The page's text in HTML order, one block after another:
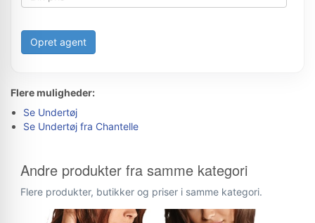
Opret agent
Flere muligheder:
Se Undertøj
Se Undertøj fra Chantelle
Andre produkter fra samme kategori
Flere produkter, butikker og priser i samme kategori.